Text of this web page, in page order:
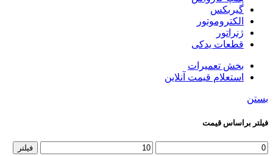
گیربکس
الکتروموتور
ژنراتور
قطعات یدکی
بخش تعمیرات
استعلام قیمت آنلاین
بستن
فیلتر براساس قیمت
حداقل
حداکثر
فیلتر